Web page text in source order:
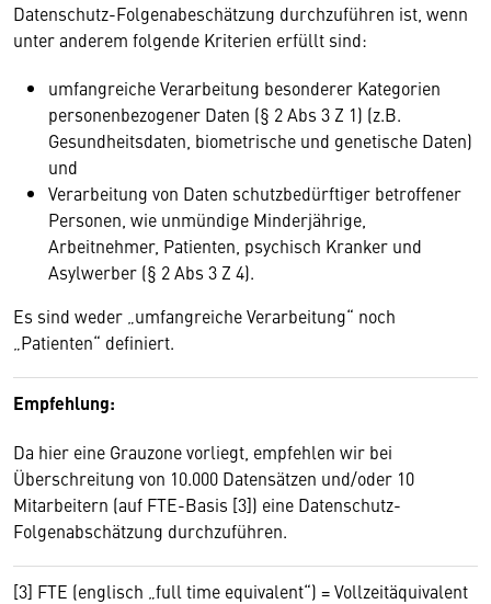
Datenschutz-Folgenabeschätzung durchzuführen ist, wenn
unter anderem folgende Kriterien erfüllt sind:
umfangreiche Verarbeitung besonderer Kategorien
personenbezogener Daten (§ 2 Abs 3 Z 1) (z.B.
Gesundheitsdaten, biometrische und genetische Daten)
und
Verarbeitung von Daten schutzbedürftiger betroffener
Personen, wie unmündige Minderjährige,
Arbeitnehmer, Patienten, psychisch Kranker und
Asylwerber (§ 2 Abs 3 Z 4).
Es sind weder „umfangreiche Verarbeitung“ noch
„Patienten“ definiert.
Empfehlung:
Da hier eine Grauzone vorliegt, empfehlen wir bei
Überschreitung von 10.000 Datensätzen und/oder 10
Mitarbeitern (auf FTE-Basis [3]) eine Datenschutz-
Folgenabschätzung durchzuführen.
[3] FTE (englisch „full time equivalent“) = Vollzeitäquivalent